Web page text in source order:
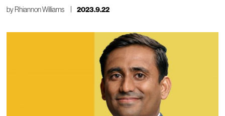
byRhiannon Williams 2023.9.22